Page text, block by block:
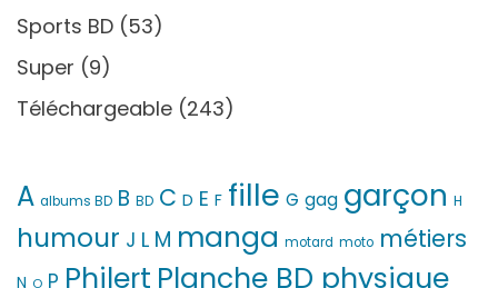
Sports BD (53)
Super (9)
Téléchargeable (243)
A albums BD B BD C D E F fille G gag garçon H
humour J L M manga motard moto métiers
N O P Philert Planche BD physique